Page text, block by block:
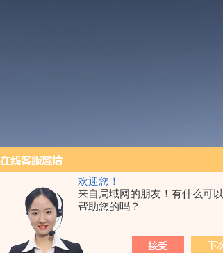
欢迎您！
来自局域网的朋友！有什么可以
帮助您的吗？